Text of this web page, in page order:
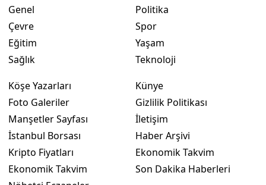
Genel
Çevre
Eğitim
Sağlık
Politika
Spor
Yaşam
Teknoloji
Köşe Yazarları
Foto Galeriler
Manşetler Sayfası
İstanbul Borsası
Kripto Fiyatları
Ekonomik Takvim
Künye
Gizlilik Politikası
İletişim
Haber Arşivi
Ekonomik Takvim
Son Dakika Haberleri